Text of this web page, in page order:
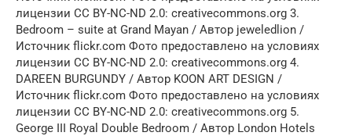
лицензии CC BY-NC-ND 2.0: creativecommons.org 3.
Bedroom – suite at Grand Mayan / Автор jeweledlion /
Источник flickr.com Фото предоставлено на условиях
лицензии CC BY-NC-ND 2.0: creativecommons.org 4.
DAREEN BURGUNDY / Автор KOON ART DESIGN /
Источник flickr.com Фото предоставлено на условиях
лицензии CC BY-NC-ND 2.0: creativecommons.org 5.
George III Royal Double Bedroom / Автор London Hotels